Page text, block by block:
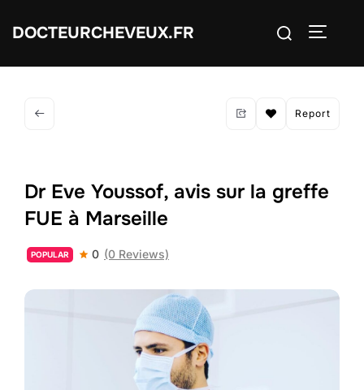
DOCTEURCHEVEUX.FR Rechercher :
Report
Dr Eve Youssof, avis sur la greffe
FUE à Marseille
POPULAR 0 (0 Reviews)